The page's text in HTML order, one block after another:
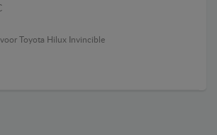
Toyota Hilux Invincible